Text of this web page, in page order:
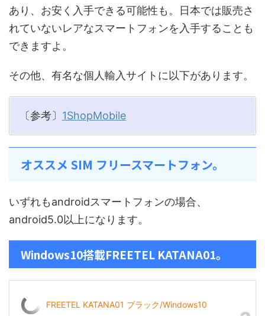
あり、お安く入手できる可能性も。日本では販売さ
れていないレアなスマートフォンを入手することも
できますよ。
その他、有名な個人輸入サイトに以下があります。
〔参考〕 1ShopMobile
オススメ SIM フリースマートフォン。
いずれもandroidスマートフォンの場合、
android5.0以上になります。
Windows10搭載FREETEL KATANA01。
FREETEL KATANA01 ブラック/Windows10